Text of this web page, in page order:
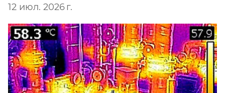
12 июл. 2026 г.